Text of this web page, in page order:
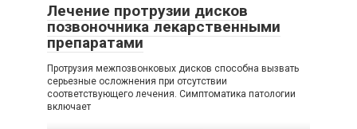
Лечение протрузии дисков
позвоночника лекарственными
препаратами
Протрузия межпозвонковых дисков способна вызвать
серьезные осложнения при отсутствии
соответствующего лечения. Симптоматика патологии
включает